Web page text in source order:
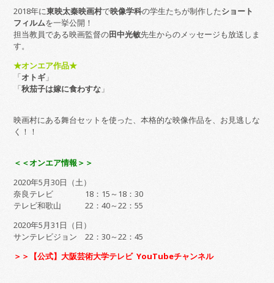
2018年に東映太秦映画村で映像学科の学生たちが制作したショート
フィルムを一挙公開！
担当教員である映画監督の田中光敏先生からのメッセージも放送しま
す。
★オンエア作品★
「オトギ」
「秋茄子は嫁に食わすな 」
映画村にある舞台セットを使った、本格的な映像作品を、お見逃しな
く！！
＜＜オンエア情報＞＞
2020年5月30日（土）
奈良テレビ 18：15～18：30
テレビ和歌山 22：40～22：55
2020年5月31日（日）
サンテレビジョン 22：30～22：45
＞＞【公式】大阪芸術大学テレビ YouTubeチャンネル